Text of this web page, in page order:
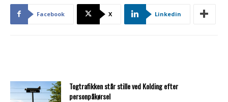
Facebook X Linkedin
Togtrafikken står stille ved Kolding efter
personpåkørsel